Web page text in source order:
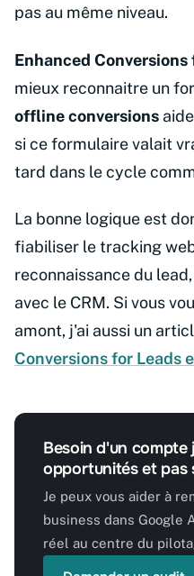
pas au même niveau.
Enhanced Conversions
mieux reconnaitre un
offline conversions
si ce formulaire valait
tard dans le cycle
La bonne logique est
fiabiliser le tracking
reconnaissance du
avec le CRM. Si vous
amont, j'ai aussi un
Conversions for Leads
Besoin d'un compte
opportunités et pas
Je peux vous aider à
business dans Google
réel au centre du